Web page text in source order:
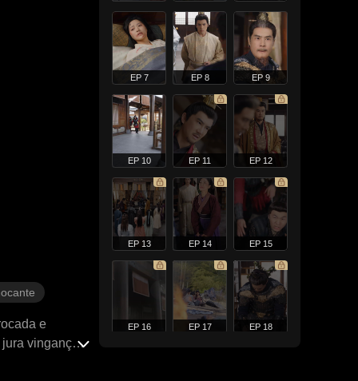
e
vingança.
EP 7 EP 8 EP 9
EP 10 EP 11 EP 12
EP 13 EP 14 EP 15
EP 16 EP 17 EP 18